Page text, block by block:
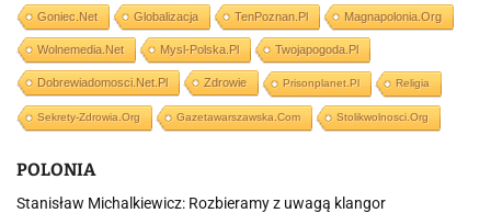
Goniec.net Globalizacja TenPoznan.pl Magnapolonia.org
Wolnemedia.net Mysl-Polska.pl Twojapogoda.pl
Dobrewiadomosci.net.pl Zdrowie Prisonplanet.pl Religia
Sekrety-Zdrowia.org Gazetawarszawska.com Stolikwolnosci.org
POLONIA
Stanisław Michalkiewicz: Rozbieramy z uwagą klangor